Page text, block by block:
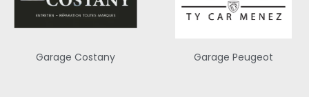
Garage Costany Garage Peugeot